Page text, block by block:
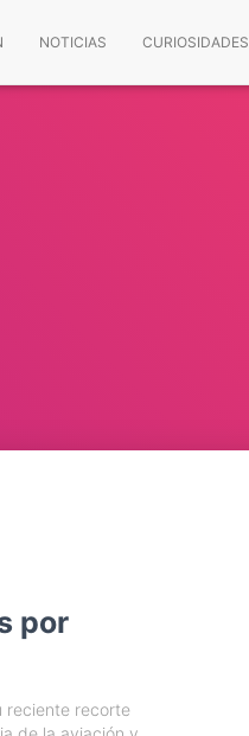
NOTICIAS CURIOSIDADES
por
reciente recorte